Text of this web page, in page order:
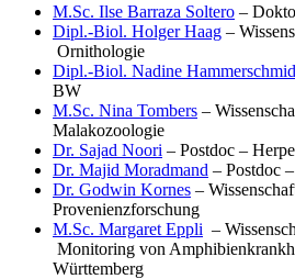
M.Sc. Ilse Barraza Soltero –
Dipl.-Biol. Holger Haag –
Ornithologie
Dipl.-Biol. Nadine
BW
M.Sc. Nina Tombers –
Malakozoologie
Dr. Sajad Noori – Postdoc –
Dr. Majid Moradmand – Postdoc
Dr. Godwin Kornes –
Provenienzforschung
M.Sc. Margaret Eppli –
Monitoring von
Württemberg